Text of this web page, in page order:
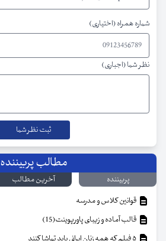
شماره همراه (اختیاری)
نظر شما (اجباری)
مطالب پربیننده
پربیننده
آخرین مطالب
قوانین کلاس و مدرسه
قالب آماده و زیبای پاورپوینت(15)